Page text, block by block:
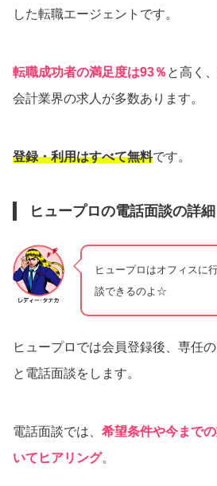
した転職エージェントです。
転職成功者の満足度は93％ と高く
会計業界の求人が多数あります。
登録・利用はすべて無料です。
ヒュープロの電話面談の詳細
ヒュープロはオフィスに
談できるのよ☆
ヒュープロでは会員登録後、専任
と電話面談をします。
電話面談では、 希望条件や今まで
いてヒアリング。